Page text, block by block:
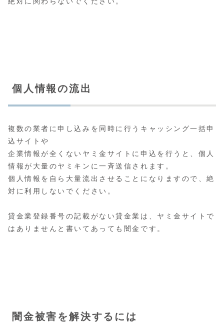
個人情報の流出
複数の業者に申し込みを同時に行うキャッシング一括申
込サイトや
企業情報が全くないヤミ金サイトに申込を行うと、個人
情報が大量のヤミキンに一斉送信されます。
個人情報を自ら大量流出させることになりますので、絶
対に利用しないでください。
貸金業登録番号の記載がない貸金業は、ヤミ金サイトで
はありませんと書いてあっても闇金です。
闇金被害を解決するには